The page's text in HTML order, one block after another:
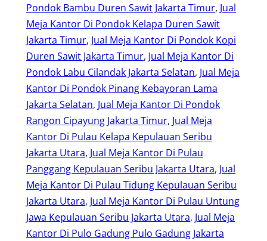
Pondok Bambu Duren Sawit Jakarta Timur, Jual
Meja Kantor Di Pondok Kelapa Duren Sawit
Jakarta Timur, Jual Meja Kantor Di Pondok Kopi
Duren Sawit Jakarta Timur, Jual Meja Kantor Di
Pondok Labu Cilandak Jakarta Selatan, Jual Meja
Kantor Di Pondok Pinang Kebayoran Lama
Jakarta Selatan, Jual Meja Kantor Di Pondok
Rangon Cipayung Jakarta Timur, Jual Meja
Kantor Di Pulau Kelapa Kepulauan Seribu
Jakarta Utara, Jual Meja Kantor Di Pulau
Panggang Kepulauan Seribu Jakarta Utara, Jual
Meja Kantor Di Pulau Tidung Kepulauan Seribu
Jakarta Utara, Jual Meja Kantor Di Pulau Untung
Jawa Kepulauan Seribu Jakarta Utara, Jual Meja
Kantor Di Pulo Gadung Pulo Gadung Jakarta